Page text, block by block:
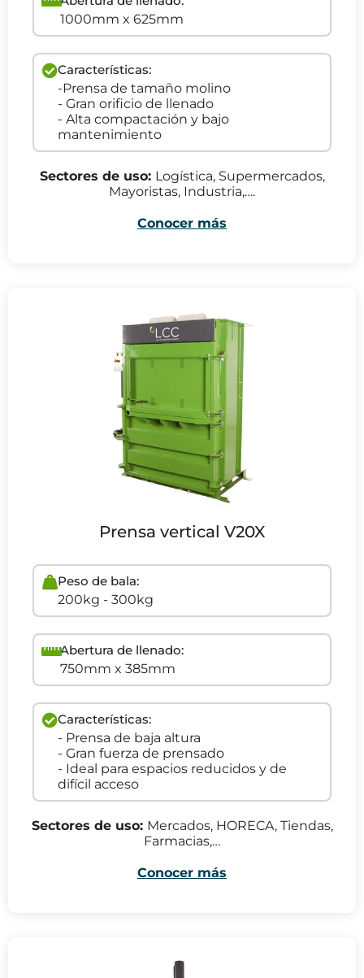
1000mm x 625mm
Características:
-Prensa de tamaño molino
- Gran orificio de llenado
- Alta compactación y bajo
mantenimiento
Sectores de uso: Logística, Supermercados,
Mayoristas, Industria,….
Conocer más
Prensa vertical V20X
Peso de bala:
200kg - 300kg
Abertura de llenado:
750mm x 385mm
Características:
- Prensa de baja altura
- Gran fuerza de prensado
- Ideal para espacios reducidos y de
difícil acceso
Sectores de uso: Mercados, HORECA, Tiendas,
Farmacias,…
Conocer más